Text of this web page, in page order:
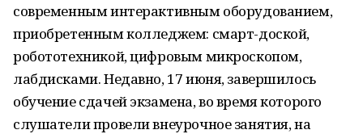
современным интерактивным оборудованием,
приобретенным колледжем: смарт-доской,
робототехникой, цифровым микроскопом,
лабдисками. Недавно, 17 июня, завершилось
обучение сдачей экзамена, во время которого
слушатели провели внеурочное занятия, на